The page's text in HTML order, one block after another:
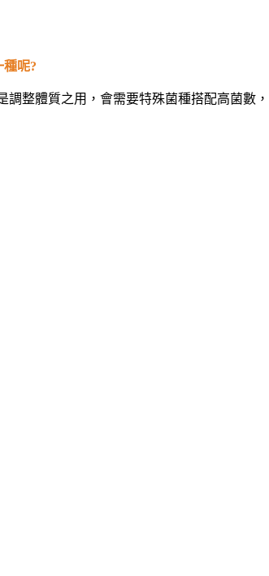
種呢?
整體質之用，會需要特殊菌種搭配高菌數